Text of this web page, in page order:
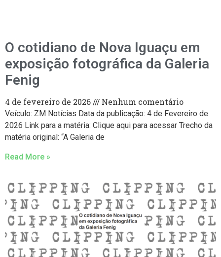
O cotidiano de Nova Iguaçu em
exposição fotográfica da Galeria
Fenig
4 de fevereiro de 2026 Nenhum comentário
Veículo: ZM Notícias Data da publicação: 4 de Fevereiro de
2026 Link para a matéria: Clique aqui para acessar Trecho da
matéria original: “A Galeria de
Read More »